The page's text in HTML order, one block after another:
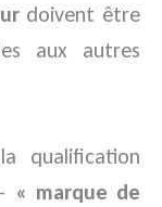
doivent être
aux autres
qualification
« marque de